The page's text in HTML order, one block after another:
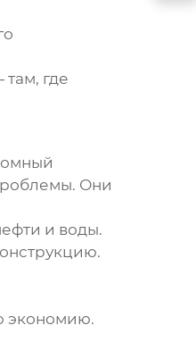
где
Они
и воды.
экономию.